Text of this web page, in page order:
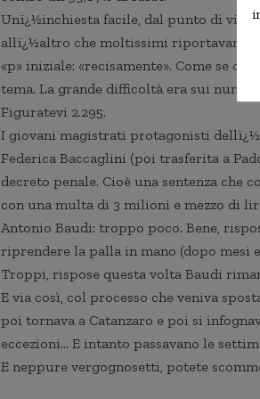
Unï¿½inchiesta facile, dal punto di
allï¿½altro che moltissimi riportavano
«p» iniziale: «recisamente». Come se
tema. La grande difficoltà era sui
Figuratevi 2.295.
I giovani magistrati protagonisti
Federica Baccaglini (poi trasferita a
decreto penale. Cioè una sentenza che
con una multa di 3 milioni e mezzo di
Antonio Baudi: troppo poco. Bene,
riprendere la palla in mano (dopo mesi
Troppi, rispose questa volta Baudi
E via così, col processo che veniva
poi tornava a Catanzaro e poi si
eccezioni… E intanto passavano le
E neppure vergognosetti, potete